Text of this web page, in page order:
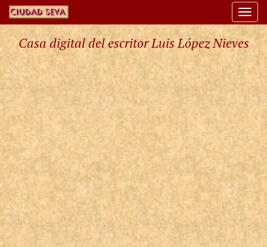
Casa digital del escritor Luis López Nieves